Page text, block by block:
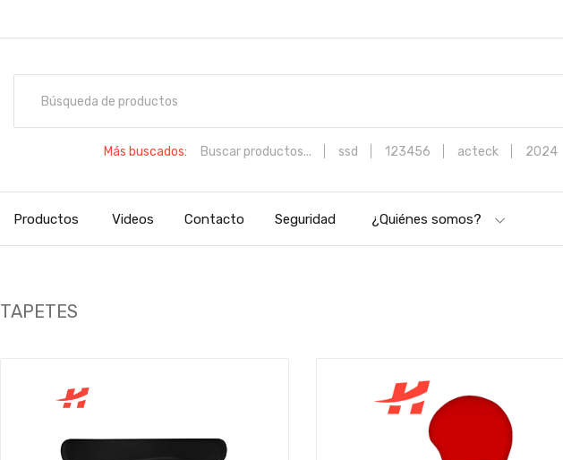
Más buscados: Buscar productos... ssd 123456 acteck 2024
Productos Videos Contacto Seguridad ¿Quiénes somos?
TAPETES